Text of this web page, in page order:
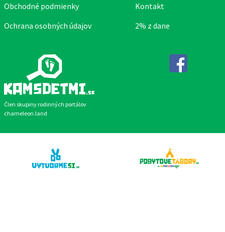
Člen skupiny rodinných portálov
chameleon.land
Obchodné podmienky
Ochrana osobných údajov
Kontakt
2% z dane